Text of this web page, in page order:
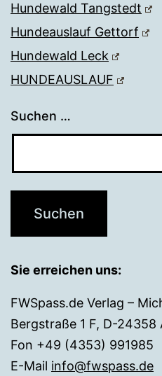
Hundewald Tangstedt
Hundeauslauf Gettorf
Hundewald Leck
HUNDEAUSLAUF
Suchen …
Sie erreichen uns:
FWSpass.de Verlag –
Bergstraße 1 F, D-24358
Fon +49 (4353) 991985
E-Mail info@fwspass.de